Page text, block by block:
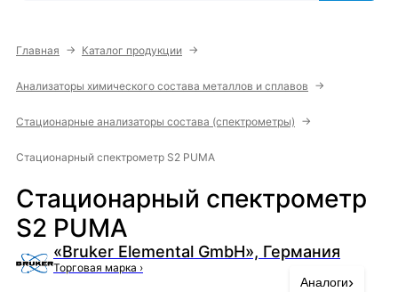
Главная → Каталог продукции →
Анализаторы химического состава металлов и сплавов →
Стационарные анализаторы состава (спектрометры) →
Стационарный спектрометр S2 PUMA
Стационарный спектрометр
S2 PUMA
«Bruker Elemental GmbH», Германия
Торговая марка ›
Аналоги›